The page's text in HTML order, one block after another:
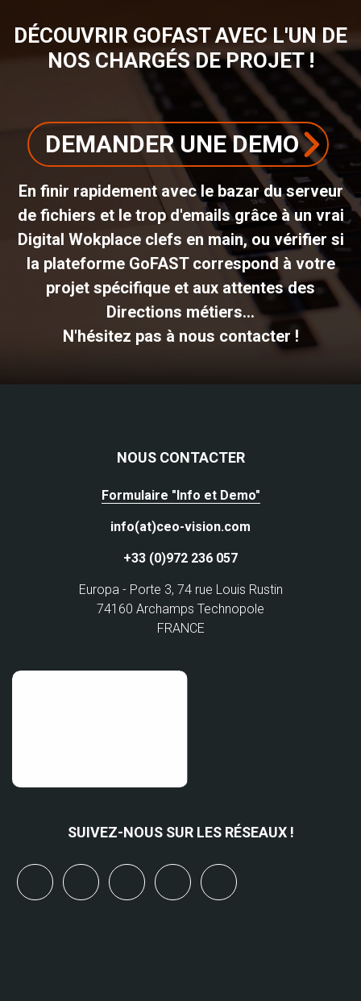
DÉCOUVRIR GOFAST AVEC L'UN DE
NOS CHARGÉS DE PROJET !
DEMANDER UNE DEMO
En finir rapidement avec le bazar du serveur
de fichiers et le trop d'emails grâce à un vrai
Digital Wokplace clefs en main, ou vérifier si
la plateforme GoFAST correspond à votre
projet spécifique et aux attentes des
Directions métiers...
N'hésitez pas à nous contacter !
NOUS CONTACTER
Formulaire "Info et Demo"
info(at)ceo-vision.com
+33 (0)972 236 057
Europa - Porte 3, 74 rue Louis Rustin
74160 Archamps Technopole
FRANCE
SUIVEZ-NOUS SUR LES RÉSEAUX !
linkedinyoutubebluesky mastodon